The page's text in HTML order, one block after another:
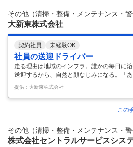
人活躍中・留学生歓迎、主婦(ママ)・主夫歓
(中卒・高卒)不問、ブランク有OK、副業・
その他（清掃・整備・メンテナンス・
大新東株式会社
契約社員 未経験OK
社員の送迎ドライバー
走る理由は地域のインフラ。誰かの毎日に
送迎するから、自然と顔なじみになる。「
事の温かさです。 角田宇宙センターから船
（宮城県角田市）。 毎日同じ方との間に自
たルートで体への負担も少なく、入社・現
経験でも安心です。 【このお仕事の魅力】
時間中、常に運転する訳ではなく、運転以
す。 また力仕事も多くないのでシニア世代
環境です。…
提供：大新東株式会社
この
その他（清掃・整備・メンテナンス・
株式会社セントラルサービスシス